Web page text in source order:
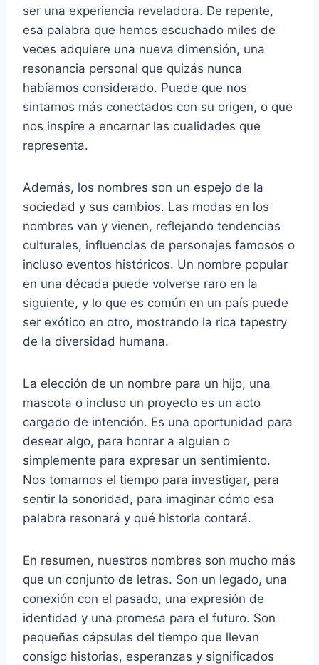
ser una experiencia reveladora. De repente,
esa palabra que hemos escuchado miles de
veces adquiere una nueva dimensión, una
resonancia personal que quizás nunca
habíamos considerado. Puede que nos
sintamos más conectados con su origen, o que
nos inspire a encarnar las cualidades que
representa.
Además, los nombres son un espejo de la
sociedad y sus cambios. Las modas en los
nombres van y vienen, reflejando tendencias
culturales, influencias de personajes famosos o
incluso eventos históricos. Un nombre popular
en una década puede volverse raro en la
siguiente, y lo que es común en un país puede
ser exótico en otro, mostrando la rica tapestry
de la diversidad humana.
La elección de un nombre para un hijo, una
mascota o incluso un proyecto es un acto
cargado de intención. Es una oportunidad para
desear algo, para honrar a alguien o
simplemente para expresar un sentimiento.
Nos tomamos el tiempo para investigar, para
sentir la sonoridad, para imaginar cómo esa
palabra resonará y qué historia contará.
En resumen, nuestros nombres son mucho más
que un conjunto de letras. Son un legado, una
conexión con el pasado, una expresión de
identidad y una promesa para el futuro. Son
pequeñas cápsulas del tiempo que llevan
consigo historias, esperanzas y significados